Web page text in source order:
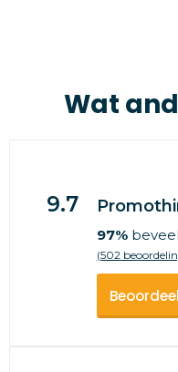
Wat
9.7
97%
(502